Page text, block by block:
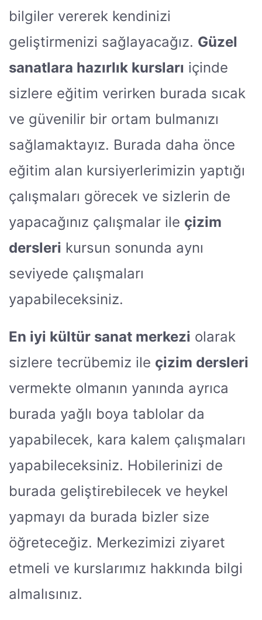
bilgiler vererek kendinizi
geliştirmenizi sağlayacağız. Güzel
sanatlara hazırlık kursları içinde
sizlere eğitim verirken burada sıcak
ve güvenilir bir ortam bulmanızı
sağlamaktayız. Burada daha önce
eğitim alan kursiyerlerimizin yaptığı
çalışmaları görecek ve sizlerin de
yapacağınız çalışmalar ile çizim
dersleri kursun sonunda aynı
seviyede çalışmaları
yapabileceksiniz.
En iyi kültür sanat merkezi olarak
sizlere tecrübemiz ile çizim dersleri
vermekte olmanın yanında ayrıca
burada yağlı boya tablolar da
yapabilecek, kara kalem çalışmaları
yapabileceksiniz. Hobilerinizi de
burada geliştirebilecek ve heykel
yapmayı da burada bizler size
öğreteceğiz. Merkezimizi ziyaret
etmeli ve kurslarımız hakkında bilgi
almalısınız.